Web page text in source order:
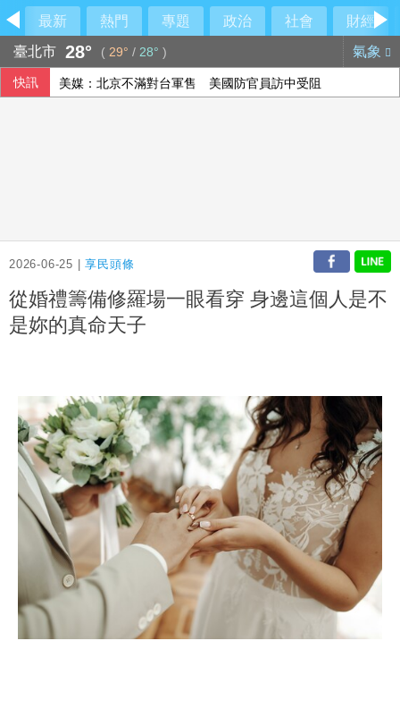
最新 熱門 專題 政治 社會
財經
臺北市 28° ( 29° / 28° ) 氣象
快訊 美媒：北京不滿對台軍售 美國防官員訪中受阻
2026-06-25 |享民頭條
從婚禮籌備修羅場一眼看穿 身邊這個人是不
是妳的真命天子